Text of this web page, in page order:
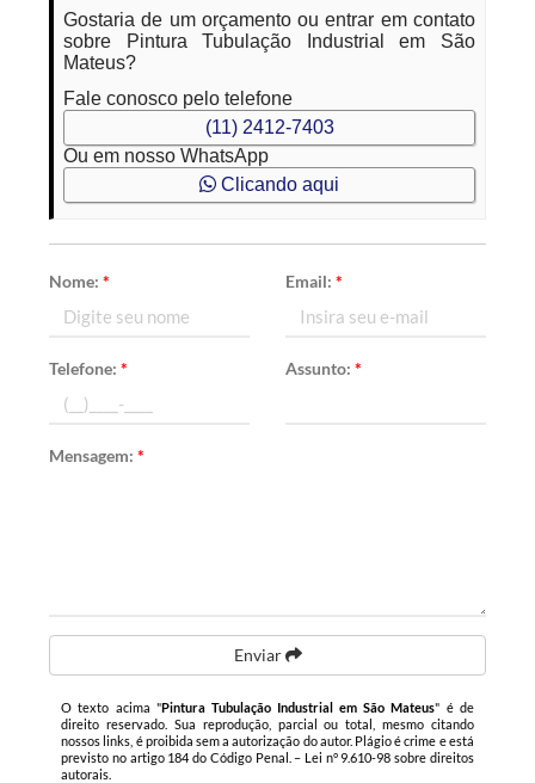
Gostaria de um orçamento ou entrar em contato
sobre Pintura Tubulação Industrial em São
Mateus?
Fale conosco pelo telefone
(11) 2412-7403
Ou em nosso WhatsApp
Clicando aqui
Nome:* Email: *
Telefone:* Assunto: *
Mensagem:*
Enviar
O texto acima "Pintura Tubulação Industrial em São Mateus" é de
direito reservado. Sua reprodução, parcial ou total, mesmo citando
nossos links, é proibida sem a autorização do autor. Plágio é crime e está
previsto no artigo 184 do Código Penal. – Lei n° 9.610-98 sobre direitos
autorais